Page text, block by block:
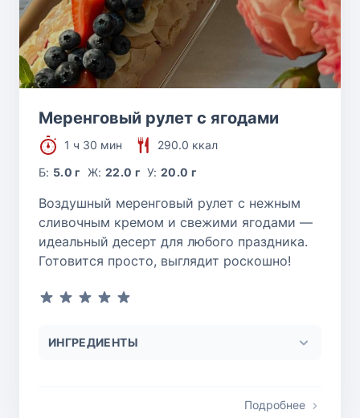
Меренговый рулет с ягодами
1 ч 30 мин
290.0 ккал
Б: 5.0 г Ж: 22.0 г У:20.0 г
Воздушный меренговый рулет с нежным
сливочным кремом и свежими ягодами —
идеальный десерт для любого праздника.
Готовится просто, выглядит роскошно!
ИНГРЕДИЕНТЫ
Подробнее